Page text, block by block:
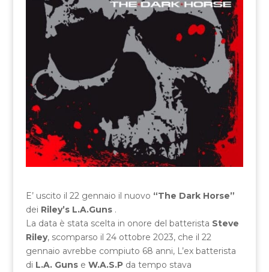
E’ uscito il 22 gennaio il nuovo “The Dark Horse”
dei Riley’s L.A.Guns .
La data è stata scelta in onore del batterista Steve
Riley, scomparso il 24 ottobre 2023, che il 22
gennaio avrebbe compiuto 68 anni, L’ex batterista
di L.A. Gunse W.A.S.Pda tempo stava